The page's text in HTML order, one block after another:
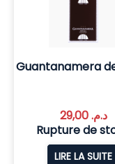
Guantanamera
د.م.29,00
Rupture de
LIRE LA SUITE